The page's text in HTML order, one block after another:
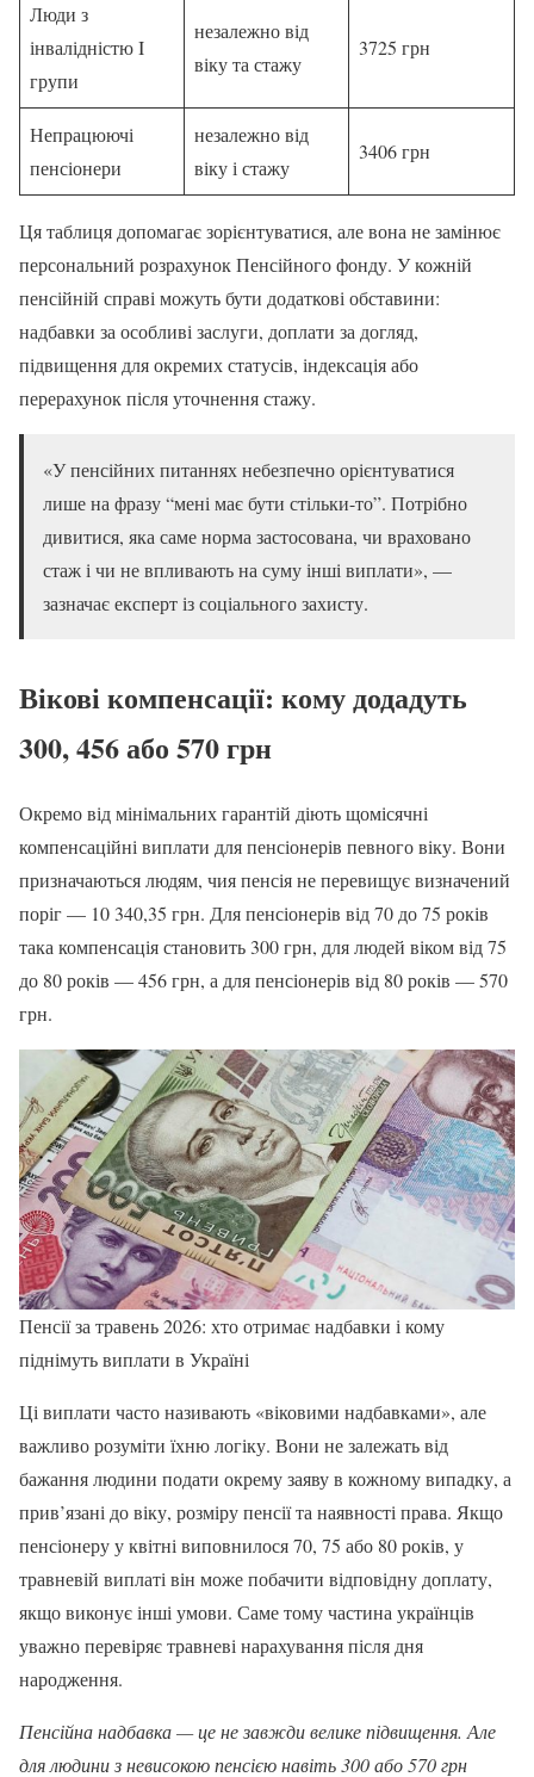
Люди з
інвалідністю I
групи
незалежно від
віку та стажу
3725 грн
Непрацюючі
пенсіонери
незалежно від
віку і стажу
3406 грн
Ця таблиця допомагає зорієнтуватися, але вона не замінює
персональний розрахунок Пенсійного фонду. У кожній
пенсійній справі можуть бути додаткові обставини:
надбавки за особливі заслуги, доплати за догляд,
підвищення для окремих статусів, індексація або
перерахунок після уточнення стажу.
«У пенсійних питаннях небезпечно орієнтуватися
лише на фразу “мені має бути стільки-то”. Потрібно
дивитися, яка саме норма застосована, чи враховано
стаж і чи не впливають на суму інші виплати», —
зазначає експерт із соціального захисту.
Вікові компенсації: кому додадуть
300, 456 або 570 грн
Окремо від мінімальних гарантій діють щомісячні
компенсаційні виплати для пенсіонерів певного віку. Вони
призначаються людям, чия пенсія не перевищує визначений
поріг — 10 340,35 грн. Для пенсіонерів від 70 до 75 років
така компенсація становить 300 грн, для людей віком від 75
до 80 років — 456 грн, а для пенсіонерів від 80 років — 570
грн.
Пенсії за травень 2026: хто отримає надбавки і кому
піднімуть виплати в Україні
Ці виплати часто називають «віковими надбавками», але
важливо розуміти їхню логіку. Вони не залежать від
бажання людини подати окрему заяву в кожному випадку, а
прив’язані до віку, розміру пенсії та наявності права. Якщо
пенсіонеру у квітні виповнилося 70, 75 або 80 років, у
травневій виплаті він може побачити відповідну доплату,
якщо виконує інші умови. Саме тому частина українців
уважно перевіряє травневі нарахування після дня
народження.
Пенсійна надбавка — це не завжди велике підвищення. Але
для людини з невисокою пенсією навіть 300 або 570 грн